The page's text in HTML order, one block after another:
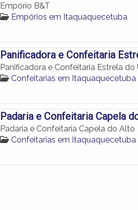
Empório B&T
Empórios em Itaquaquecetuba
Panificadora e Confeitaria
Panificadora e Confeitaria Estrela do
Confeitarias em Itaquaquecetuba
Padaria e Confeitaria Capela
Padaria e Confeitaria Capela do Alto
Confeitarias em Itaquaquecetuba